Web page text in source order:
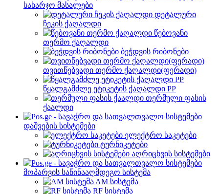
სახარჯო მასალები
დეტალური
ჩეკის ქაღალდი
წებოვანი
თერმო ქაღალდი
ბეჭდვის რიბონები
თვითწებვადი თერმო ქაღალდი(ფერადი)
წყალგამძლე ეტიკეტის ქაღალდი PP
თერმული ფასის
ქაალდი
დაშვების სისტემები
ელექტრო საკეტები
ტურნიკეტები
აღრიცხვის სისტემები
მოპარვის საწინააღმდეგო სისტემა
AM სისტემა
RF სისტემა